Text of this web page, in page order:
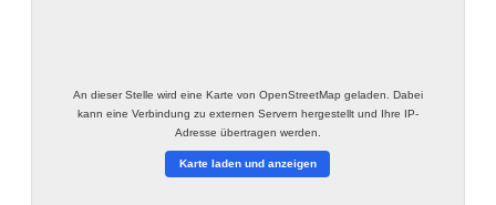
An dieser Stelle wird eine Karte von OpenStreetMap geladen. Dabei
kann eine Verbindung zu externen Servern hergestellt und Ihre IP-
Adresse übertragen werden.
Karte laden und anzeigen